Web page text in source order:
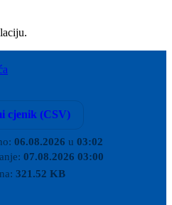
cjenik (CSV)
06.08.2026 u 03:02
07.08.2026 03:00
321.52 KB